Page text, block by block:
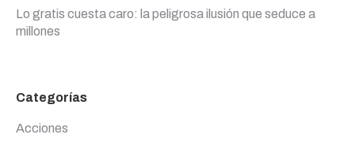
Lo gratis cuesta caro: la peligrosa ilusión que seduce a
millones
Categorías
Acciones